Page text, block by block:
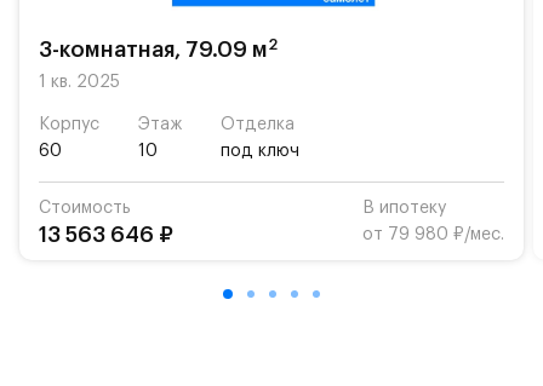
возможность посещения частной гимназии
Для автомобилистов — закрытые озеленённые
Территория квартала приватная, въезд
осуществляется по пропускам.#yan19-2r1489579#
3-комнатная, 79.09 м2
1 кв. 2025
Корпус
60
Этаж
10
Отделка
под ключ
Стоимость
13 563 646 ₽
В ипотеку
от 79 980 ₽/мес.